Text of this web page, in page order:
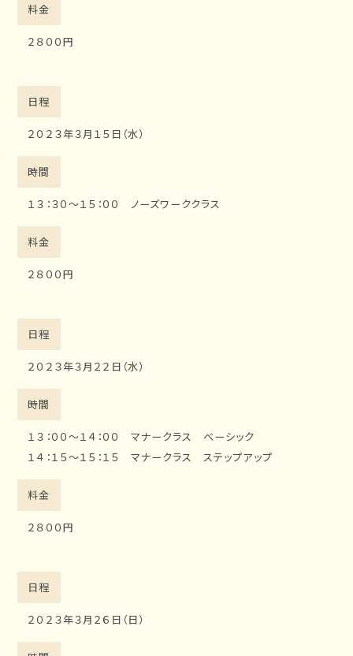
料金
２８００円
日程
２０２３年３月１５日（水）
時間
１３：３０～１５：００ ノーズワーククラス
料金
２８００円
日程
２０２３年３月２２日（水）
時間
１３：００～１４：００ マナークラス ベーシック
１４：１５～１５：１５ マナークラス ステップアップ
料金
２８００円
日程
２０２３年３月２６日（日）